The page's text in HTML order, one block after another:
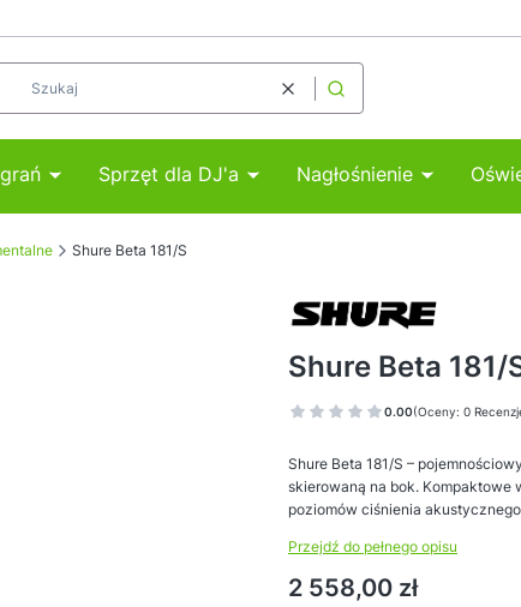
WyczyśćSzukaj
Sprzęt dla DJ'a Nagłośnienie
Shure Beta 181/S
Shure Beta 181/
0.00(Oceny: 0
Shure Beta 181/S –
skierowaną na bok. Kompaktowe
poziomów ciśnienia
Przejdź do pełnego opisu
Cena
2 558,00 zł